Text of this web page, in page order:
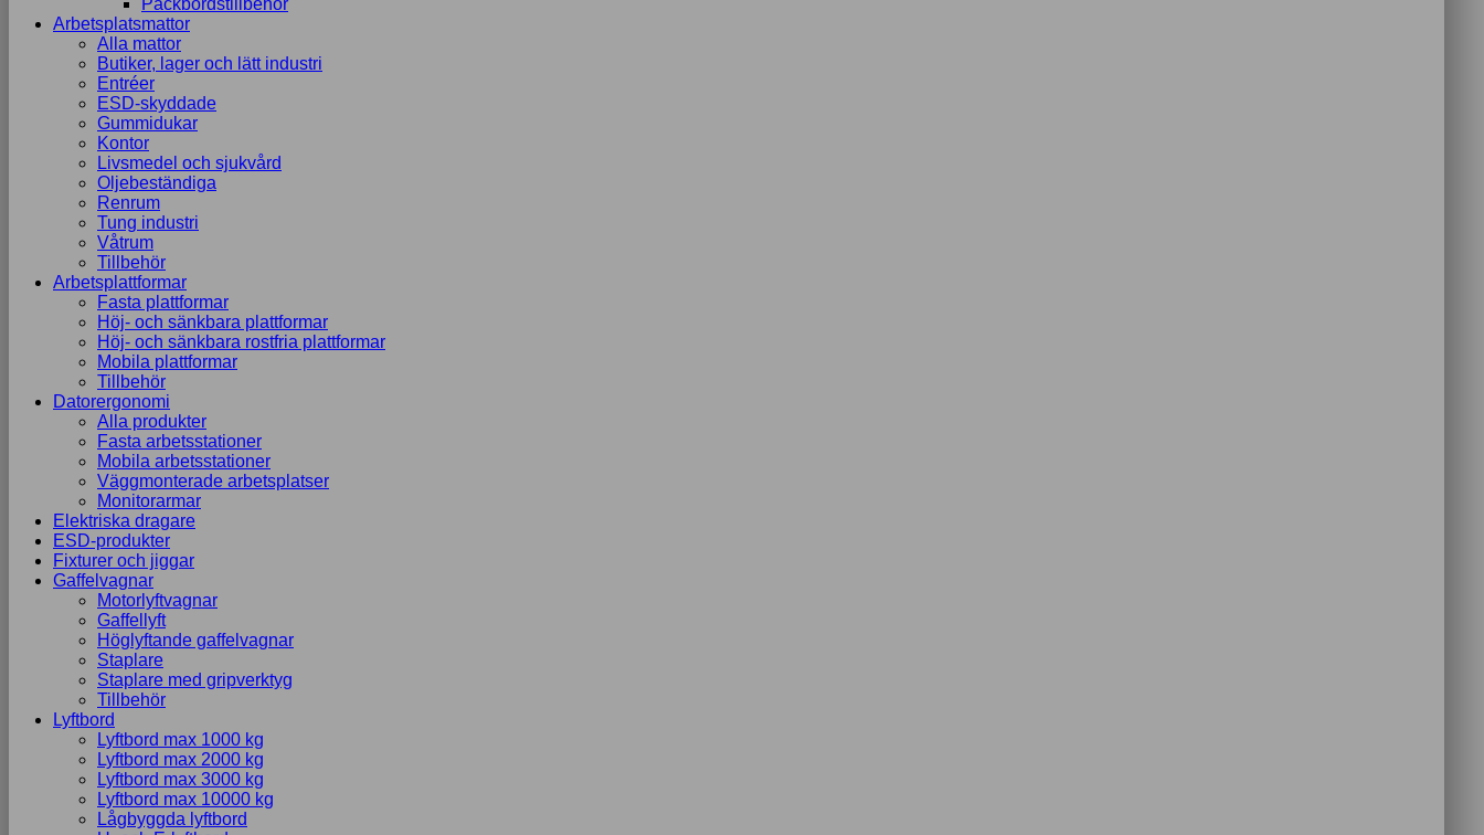
Packbordstillbehör
Arbetsplatsmattor
Alla mattor
Butiker, lager och lätt industri
Entréer
ESD-skyddade
Gummidukar
Kontor
Livsmedel och sjukvård
Oljebeständiga
Renrum
Tung industri
Våtrum
Tillbehör
Arbetsplattformar
Fasta plattformar
Höj- och sänkbara plattformar
Höj- och sänkbara rostfria plattformar
Mobila plattformar
Tillbehör
Datorergonomi
Alla produkter
Fasta arbetsstationer
Mobila arbetsstationer
Väggmonterade arbetsplatser
Monitorarmar
Elektriska dragare
ESD-produkter
Fixturer och jiggar
Gaffelvagnar
Motorlyftvagnar
Gaffellyft
Höglyftande gaffelvagnar
Staplare
Staplare med gripverktyg
Tillbehör
Lyftbord
Lyftbord max 1000 kg
Lyftbord max 2000 kg
Lyftbord max 3000 kg
Lyftbord max 10000 kg
Lågbyggda lyftbord